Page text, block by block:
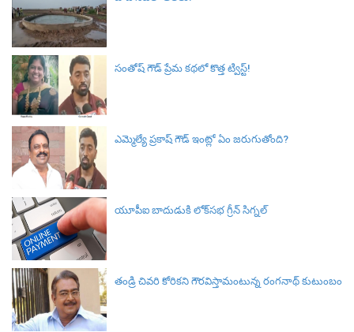
సంతోష్ గౌడ్ ప్రేమ కథలో కొత్త ట్విస్ట్!
ఎమ్మెల్యే ప్రకాష్ గౌడ్ ఇంట్లో ఏం జరుగుతోంది?
యూపీఐ బాదుడుకి లోక్‌సభ గ్రీన్ సిగ్నల్‌
తండ్రి చివరి కోరికని గౌరవిస్తామంటున్న రంగనాథ్ కుటుంబం